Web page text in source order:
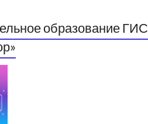
образование ГИС